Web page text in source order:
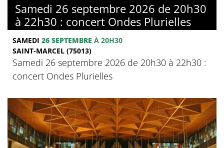
Samedi 26 septembre 2026 de 20h30
à 22h30 : concert Ondes Plurielles
SAMEDI 26 SEPTEMBRE À 20H30
SAINT-MARCEL (75013)
Samedi 26 septembre 2026 de 20h30 à 22h30 :
concert Ondes Plurielles